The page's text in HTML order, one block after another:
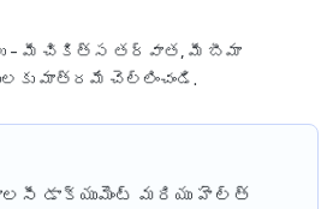
- మీ చికిత్స తర్వాత, మీ బీమా
మాత్రమే చెల్లించండి.
డాక్యుమెంట్ మరియు హెల్త్